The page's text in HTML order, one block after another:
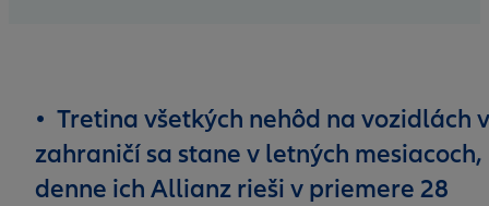
• Tretina všetkých nehôd na vozidlách v
zahraničí sa stane v letných mesiacoch,
denne ich Allianz rieši v priemere 28